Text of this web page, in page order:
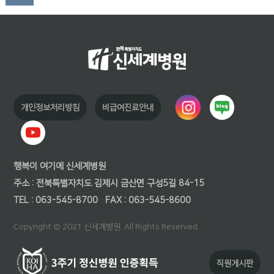
개인정보처리방침 비급여진료안내
행복이 여기에 신세계병원
주소 : 전북특별자치도 김제시 금산면 구성5길 84-15
TEL : 063-545-8700
FAX : 063-545-8600
Copyright © 2021 신세계병원. All Rights Reserved.
직원게시판